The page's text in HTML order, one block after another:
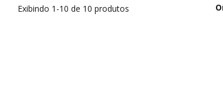
Exibindo 1-10 de 10 produtos